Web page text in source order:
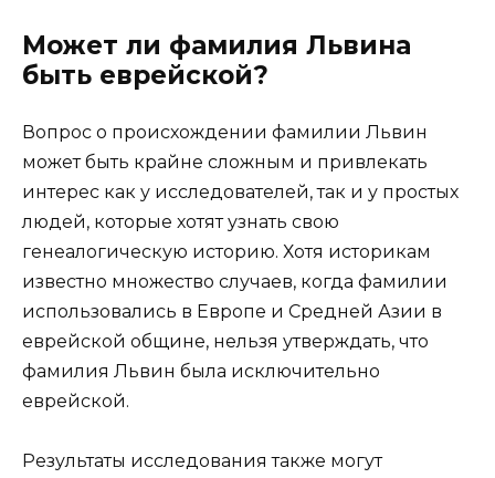
Может ли фамилия Львина
быть еврейской?
Вопрос о происхождении фамилии Львин
может быть крайне сложным и привлекать
интерес как у исследователей, так и у простых
людей, которые хотят узнать свою
генеалогическую историю. Хотя историкам
известно множество случаев, когда фамилии
использовались в Европе и Средней Азии в
еврейской общине, нельзя утверждать, что
фамилия Львин была исключительно
еврейской.
Результаты исследования также могут